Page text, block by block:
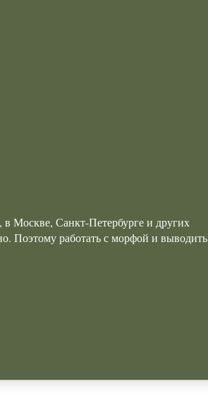
в Москве, Санкт-Петербурге и других
Поэтому работать с морфой и выводить